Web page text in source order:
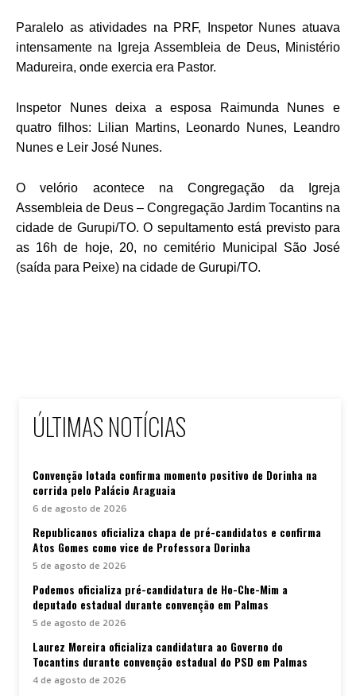
Paralelo as atividades na PRF, Inspetor Nunes atuava
intensamente na Igreja Assembleia de Deus, Ministério
Madureira, onde exercia era Pastor.
Inspetor Nunes deixa aesposa Raimunda Nunes e
quatro filhos: Lilian Martins, Leonardo Nunes, Leandro
Nunes e Leir José Nunes.
O velório acontece na Congregação da Igreja
Assembleia de Deus – Congregação Jardim Tocantins na
cidade de Gurupi/TO. O sepultamento está previsto para
as 16h de hoje, 20, no cemitério Municipal São José
(saída para Peixe) na cidade de Gurupi/TO.
ÚLTIMAS NOTÍCIAS
Convenção lotada confirma momento positivo de Dorinha na
corrida pelo Palácio Araguaia
6 de agosto de 2026
Republicanos oficializa chapa de pré-candidatos e confirma
Atos Gomes como vice de Professora Dorinha
5 de agosto de 2026
Podemos oficializa pré-candidatura de Ho-Che-Mim a
deputado estadual durante convenção em Palmas
5 de agosto de 2026
Laurez Moreira oficializa candidatura ao Governo do
Tocantins durante convenção estadual do PSD em Palmas
4 de agosto de 2026